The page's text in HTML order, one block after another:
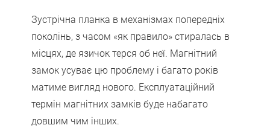
Зустрічна планка в механізмах попередніх
поколінь, з часом «як правило» стиралась в
місцях, де язичок терся об неї. Магнітний
замок усуває цю проблему і багато років
матиме вигляд нового. Експлуатаційний
термін магнітних замків буде набагато
довшим чим інших.